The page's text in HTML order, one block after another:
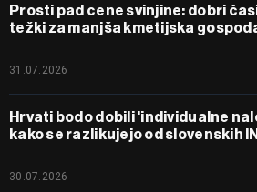
Prosti pad cene svinjine: dobri
težki za manjša kmetijska
31.07.2026
Hrvati bodo dobili 'individualne
kako se razlikujejo od slovenskih
30.07.2026